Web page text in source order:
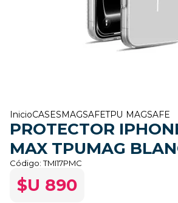
InicioCASES MAGSAFETPU MAGSAFE
PROTECTOR
MAX TPUMAG
Código:TMI17PMC
$U 890